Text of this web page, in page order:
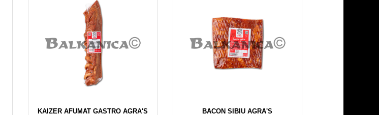
KAIZER AFUMAT GASTRO AGRA'S BACON SIBIU AGRA'S